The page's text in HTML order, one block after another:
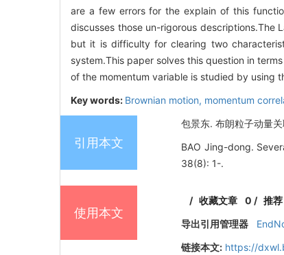
are a few errors for the explain of this
discusses those un-rigorous descriptions.The
but it is difficulty for clearing two
system.This paper solves this question in
of the momentum variable is studied by using
Key words: Brownian motion, momentum
引用本文
包景东. 布朗粒子动量
BAO Jing-dong.
38(8): 1-.
使用本文
/收藏文章 0 /推荐
导出引用管理器
链接本文: https://